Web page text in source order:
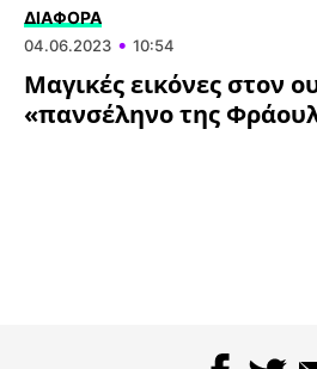
ΔΙΑΦΟΡΑ
04.06.2023 • 10:54
Μαγικές εικόνες στον
«πανσέληνο της